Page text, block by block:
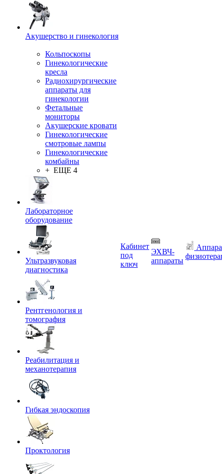
Акушерство и гинекология
Кольпоскопы
Гинекологические
кресла
Радиохирургические
аппараты для
гинекологии
Фетальные
мониторы
Акушерские кровати
Гинекологические
смотровые лампы
Гинекологические
комбайны
+ ЕЩЕ 4
Лабораторное
оборудование
Ультразвуковая
диагностика
Рентгенология и
томография
Реабилитация и
механотерапия
Гибкая эндоскопия
Проктология
Кабинет
под
ключ
ЭХВЧ-
аппараты